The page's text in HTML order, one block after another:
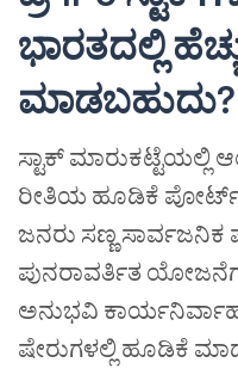
ಭಾರತದಲ್ಲಿ
ಮಾಡಬಹುದು?
ಸ್ಟಾಕ್ ಮಾರುಕಟ್ಟೆಯಲ್ಲಿ
ರೀತಿಯ ಹೂಡಿಕೆ
ಜನರು ಸಣ್ಣ ಸಾರ್ವಜನಿಕ
ಪುನರಾವರ್ತಿತ
ಅನುಭವಿ
ಷೇರುಗಳಲ್ಲಿ ಹೂಡಿಕೆ